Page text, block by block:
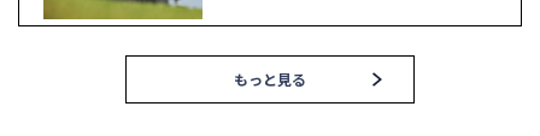
もっと見る